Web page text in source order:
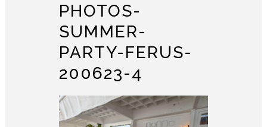
PHOTOS-
SUMMER-
PARTY-FERUS-
200623-4